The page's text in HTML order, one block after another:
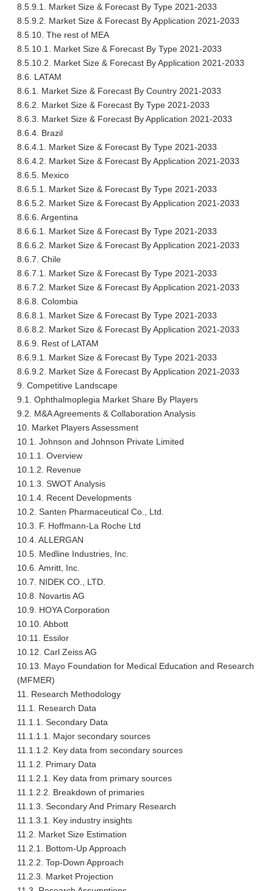
8.5.9.1. Market Size & Forecast By Type 2021-2033
8.5.9.2. Market Size & Forecast By Application 2021-2033
8.5.10. The rest of MEA
8.5.10.1. Market Size & Forecast By Type 2021-2033
8.5.10.2. Market Size & Forecast By Application 2021-2033
8.6. LATAM
8.6.1. Market Size & Forecast By Country 2021-2033
8.6.2. Market Size & Forecast By Type 2021-2033
8.6.3. Market Size & Forecast By Application 2021-2033
8.6.4. Brazil
8.6.4.1. Market Size & Forecast By Type 2021-2033
8.6.4.2. Market Size & Forecast By Application 2021-2033
8.6.5. Mexico
8.6.5.1. Market Size & Forecast By Type 2021-2033
8.6.5.2. Market Size & Forecast By Application 2021-2033
8.6.6. Argentina
8.6.6.1. Market Size & Forecast By Type 2021-2033
8.6.6.2. Market Size & Forecast By Application 2021-2033
8.6.7. Chile
8.6.7.1. Market Size & Forecast By Type 2021-2033
8.6.7.2. Market Size & Forecast By Application 2021-2033
8.6.8. Colombia
8.6.8.1. Market Size & Forecast By Type 2021-2033
8.6.8.2. Market Size & Forecast By Application 2021-2033
8.6.9. Rest of LATAM
8.6.9.1. Market Size & Forecast By Type 2021-2033
8.6.9.2. Market Size & Forecast By Application 2021-2033
9. Competitive Landscape
9.1. Ophthalmoplegia Market Share By Players
9.2. M&A Agreements & Collaboration Analysis
10. Market Players Assessment
10.1. Johnson and Johnson Private Limited
10.1.1. Overview
10.1.2. Revenue
10.1.3. SWOT Analysis
10.1.4. Recent Developments
10.2. Santen Pharmaceutical Co., Ltd.
10.3. F. Hoffmann-La Roche Ltd
10.4. ALLERGAN
10.5. Medline Industries, Inc.
10.6. Amritt, Inc.
10.7. NIDEK CO., LTD.
10.8. Novartis AG
10.9. HOYA Corporation
10.10. Abbott
10.11. Essilor
10.12. Carl Zeiss AG
10.13. Mayo Foundation for Medical Education and Research
(MFMER)
11. Research Methodology
11.1. Research Data
11.1.1. Secondary Data
11.1.1.1. Major secondary sources
11.1.1.2. Key data from secondary sources
11.1.2. Primary Data
11.1.2.1. Key data from primary sources
11.1.2.2. Breakdown of primaries
11.1.3. Secondary And Primary Research
11.1.3.1. Key industry insights
11.2. Market Size Estimation
11.2.1. Bottom-Up Approach
11.2.2. Top-Down Approach
11.2.3. Market Projection